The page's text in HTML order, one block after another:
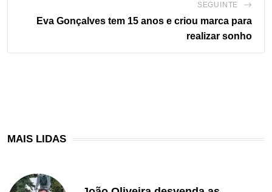
SEGUINTE
Eva Gonçalves tem 15 anos e criou marca para
realizar sonho
MAIS LIDAS